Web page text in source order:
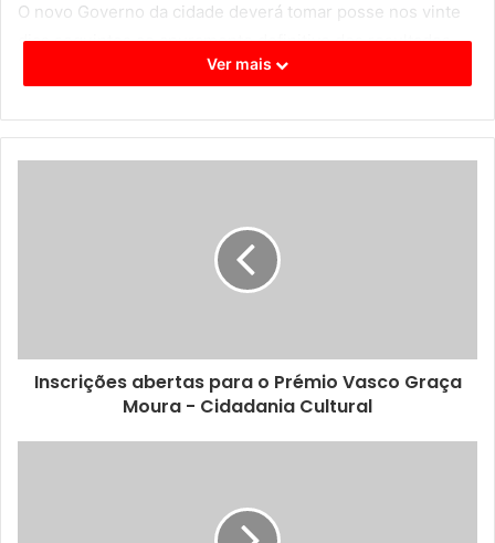
O novo Governo da cidade deverá tomar posse nos vinte
dias seguintes ao apuramento definitivo dos resultados
Ver mais
Inscrições abertas para o Prémio Vasco Graça
Moura - Cidadania Cultural